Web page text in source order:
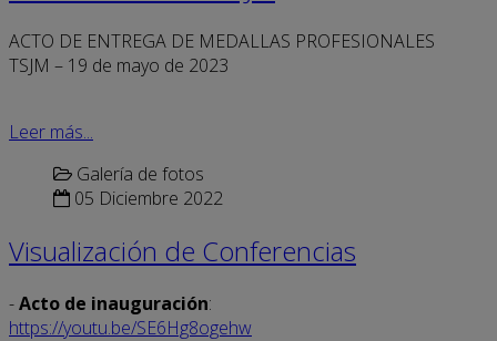
ACTO DE ENTREGA DE MEDALLAS PROFESIONALES
TSJM – 19 de mayo de 2023
Leer más...
Galería de fotos
05 Diciembre 2022
Visualización de Conferencias
-Acto de inauguración:
https://youtu.be/SE6Hg8ogehw